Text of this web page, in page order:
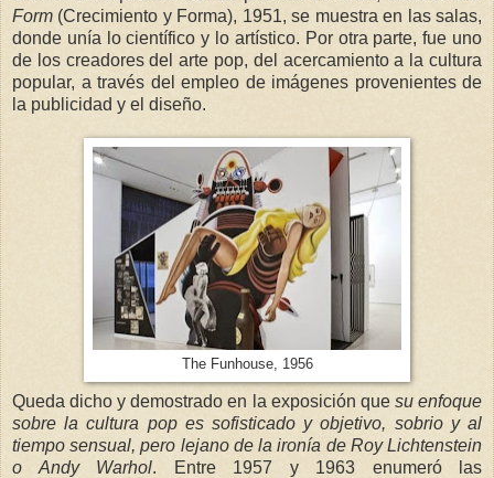
Form (Crecimiento y Forma), 1951, se muestra en las salas,
donde unía lo científico y lo artístico. Por otra parte, fue uno
de los creadores del arte pop, del acercamiento a la cultura
popular, a través del empleo de imágenes provenientes de
la publicidad y el diseño.
The Funhouse, 1956
Queda dicho y demostrado en la exposición que su enfoque
sobre la cultura pop es sofisticado y objetivo, sobrio y al
tiempo sensual, pero lejano de la ironía de Roy Lichtenstein
o Andy Warhol. Entre 1957 y 1963 enumeró las